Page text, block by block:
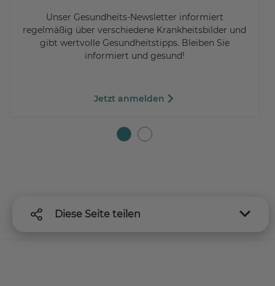
Unser Gesundheits-Newsletter informiert
regelmäßig über verschiedene Krankheitsbilder und
gibt wertvolle Gesundheitstipps. Bleiben Sie
informiert und gesund!
Jetzt anmelden
Diese Seite teilen